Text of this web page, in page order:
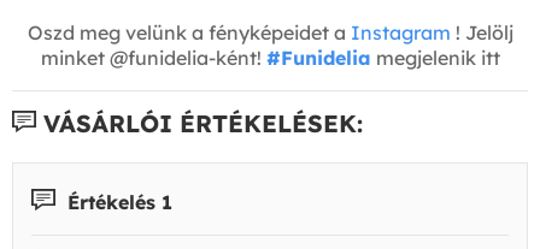
Oszd meg velünk a fényképeidet a Instagram ! Jelölj
minket @funidelia-ként! #Funidelia megjelenik itt
VÁSÁRLÓI ÉRTÉKELÉSEK:
Értékelés 1